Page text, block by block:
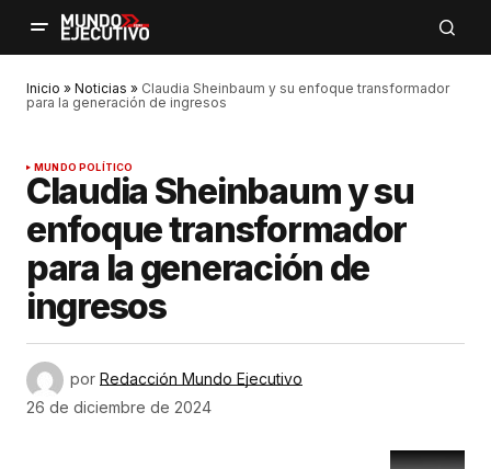
Inicio » Noticias » Claudia Sheinbaum y su enfoque transformador
para la generación de ingresos
MUNDO POLÍTICO
Claudia Sheinbaum y su
enfoque transformador
para la generación de
ingresos
por Redacción Mundo Ejecutivo
26 de diciembre de 2024